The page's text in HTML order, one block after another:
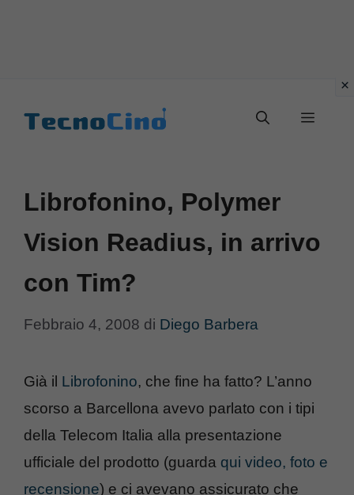
Menu
Librofonino, Polymer
Vision Readius, in arrivo
con Tim?
Febbraio 4, 2008 di Diego Barbera
Già il Librofonino, che fine ha fatto? L’anno
scorso a Barcellona avevo parlato con i tipi
della Telecom Italia alla presentazione
ufficiale del prodotto (guarda qui video, foto e
recensione) e ci avevano assicurato che